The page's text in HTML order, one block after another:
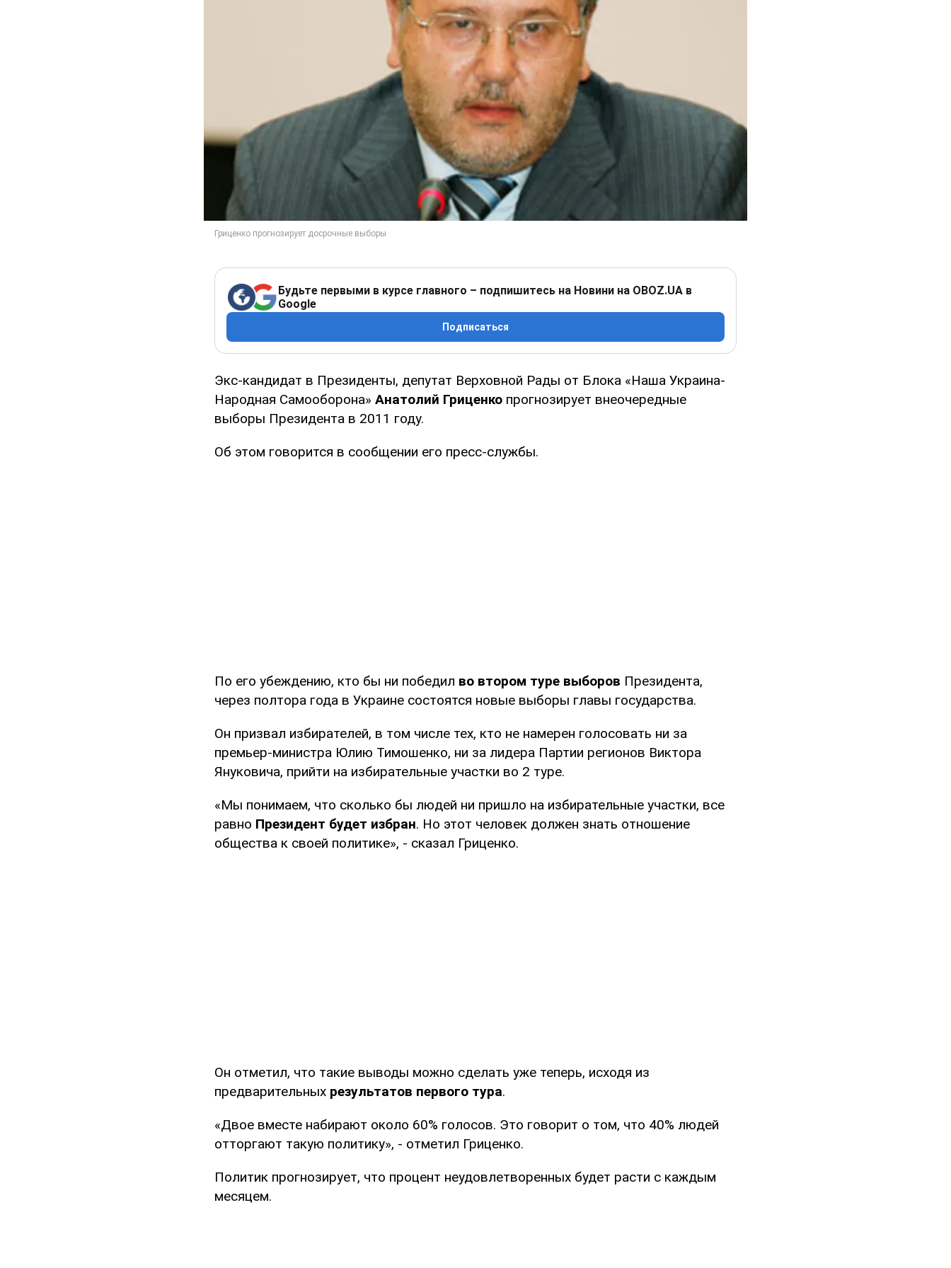
Будьте первыми в курсе главного – подпишитесь на Новини на OBOZ.UA в
Google
Подписаться
Экс-кандидат в Президенты, депутат Верховной Рады от Блока «Наша Украина-
Народная Самооборона» Анатолий Гриценко прогнозирует внеочередные
выборы Президента в 2011 году.
Об этом говорится в сообщении его пресс-службы.
По его убеждению, кто бы ни победил во втором туре выборов Президента,
через полтора года в Украине состоятся новые выборы главы государства.
Он призвал избирателей, в том числе тех, кто не намерен голосовать ни за
премьер-министра Юлию Тимошенко, ни за лидера Партии регионов Виктора
Януковича, прийти на избирательные участки во 2 туре.
«Мы понимаем, что сколько бы людей ни пришло на избирательные участки, все
равно Президент будет избран. Но этот человек должен знать отношение
общества к своей политике», - сказал Гриценко.
Он отметил, что такие выводы можно сделать уже теперь, исходя из
предварительных результатов первого тура.
«Двое вместе набирают около 60% голосов. Это говорит о том, что 40% людей
отторгают такую политику», - отметил Гриценко.
Политик прогнозирует, что процент неудовлетворенных будет расти с каждым
месяцем.